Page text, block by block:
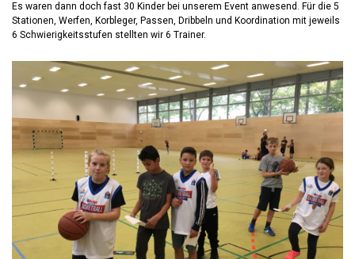
Es waren dann doch fast 30 Kinder bei unserem Event anwesend. Für die 5
Stationen, Werfen, Korbleger, Passen, Dribbeln und Koordination mit jeweils
6 Schwierigkeitsstufen stellten wir 6 Trainer.